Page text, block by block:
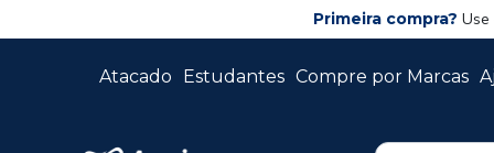
Primeira compra? Use
Atacado Estudantes Compre por Marcas